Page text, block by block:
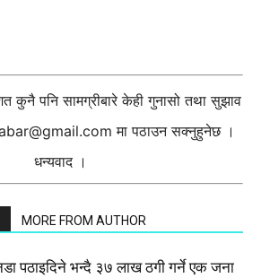
कुनै पनि सामग्रीबारे केही गुनासो तथा सुझाव
मा पठाउन सक्नुहुनेछ ।
धन्यवाद ।
MORE FROM AUTHOR
पठाइदिने भन्दै ३७ लाख ठगी गर्ने एक जना